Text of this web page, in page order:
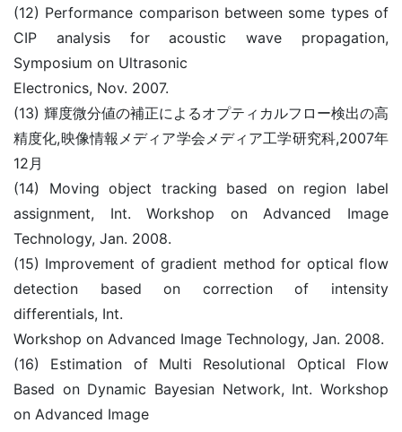
(12) Performance comparison between some types of
CIP analysis for acoustic wave propagation,
Symposium on Ultrasonic
Electronics, Nov. 2007.
(13) 輝度微分値の補正によるオプティカルフロー検出の高
精度化,映像情報メディア学会メディア工学研究科,2007年
12月
(14) Moving object tracking based on region label
assignment, Int. Workshop on Advanced Image
Technology, Jan. 2008.
(15) Improvement of gradient method for optical flow
detection based on correction of intensity
differentials, Int.
Workshop on Advanced Image Technology, Jan. 2008.
(16) Estimation of Multi Resolutional Optical Flow
Based on Dynamic Bayesian Network, Int. Workshop
on Advanced Image